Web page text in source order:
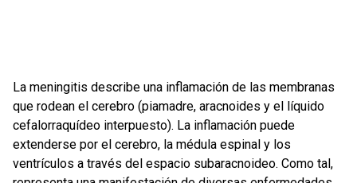
La meningitis describe una inflamación de las membranas
que rodean el cerebro (piamadre, aracnoides y el líquido
cefalorraquídeo interpuesto). La inflamación puede
extenderse por el cerebro, la médula espinal y los
ventrículos a través del espacio subaracnoideo. Como tal,